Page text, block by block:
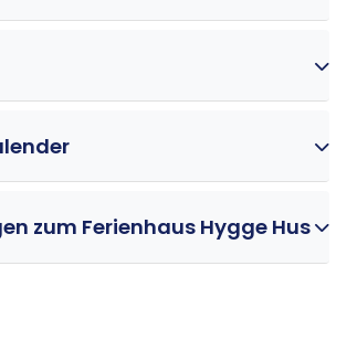
zum Ferienhaus Hygge Hus